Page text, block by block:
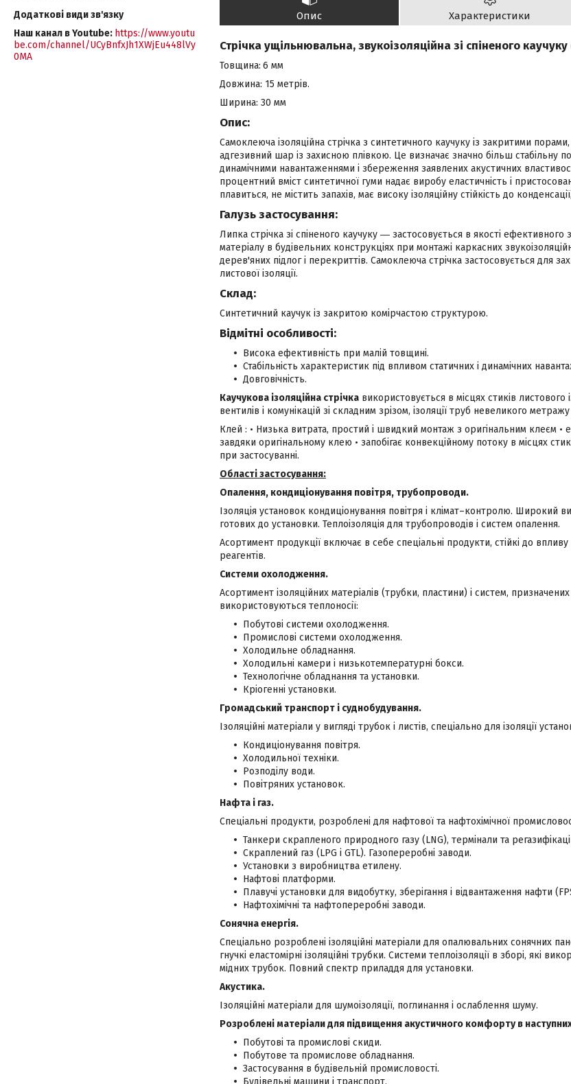
Опис Характеристики
Стрічка ущільнювальна, звукоізоляційна зі спіненого
Товщина: 6 мм
Довжина: 15 метрів.
Ширина: 30 мм
Опис:
Самоклеюча ізоляційна стрічка з синтетичного каучуку із закритими
адгезивний шар із захисною плівкою. Це визначає значно більш стабільну
динамічними навантаженнями і збереження заявлених акустичних
процентний вміст синтетичної гуми надає виробу еластичність і
плавиться, не містить запахів, має високу ізоляційну стійкість до
Галузь застосування:
Липка стрічка зі спіненого каучуку ― застосовується в якості
матеріалу в будівельних конструкціях при монтажі каркасних
дерев'яних підлог і перекриттів. Самоклеюча стрічка застосовується для
листової ізоляції.
Склад:
Синтетичний каучук із закритою комірчастою структурою.
Відмітні особливості:
Висока ефективність при малій товщині.
Стабільність характеристик під впливом статичних і динамічних
Довговічність.
Каучукова ізоляційна стрічка використовується в місцях стиків листового
вентилів і комунікацій зі складним зрізом, ізоляції труб невеликого
Клей : • Низька витрата, простий і швидкий монтаж з оригінальним клеєм •
завдяки оригінальному клею • запобігає конвекційному потоку в місцях
при застосуванні.
Області застосування:
Опалення, кондиціонування повітря, трубопроводи.
Ізоляція установок кондиціонування повітря і клімат–контролю. Широкий
готових до установки. Теплоізоляція для трубопроводів і систем опалення.
Асортимент продукції включає в себе спеціальні продукти, стійкі до
реагентів.
Системи охолодження.
Асортимент ізоляційних матеріалів (трубки, пластини) і систем,
використовуються теплоносії:
Побутові системи охолодження.
Промислові системи охолодження.
Холодильне обладнання.
Холодильні камери і низькотемпературні бокси.
Технологічне обладнання та установки.
Кріогенні установки.
Громадський транспорт і суднобудування.
Ізоляційні матеріали у вигляді трубок і листів, спеціально для ізоляції
Кондиціонування повітря.
Холодильної техніки.
Розподілу води.
Повітряних установок.
Нафта і газ.
Спеціальні продукти, розроблені для нафтової та нафтохімічної
Танкери скрапленого природного газу (LNG), термінали та
Скраплений газ (LPG і GTL). Газопереробні заводи.
Установки з виробництва етилену.
Нафтові платформи.
Плавучі установки для видобутку, зберігання і відвантаження нафти
Нафтохімічні та нафтопереробні заводи.
Сонячна енергія.
Спеціально розроблені ізоляційні матеріали для опалювальних сонячних
гнучкі еластомірні ізоляційні трубки. Системи теплоізоляції в зборі, які
мідних трубок. Повний спектр приладдя для установки.
Акустика.
Ізоляційні матеріали для шумоізоляції, поглинання і ослаблення шуму.
Розроблені матеріали для підвищення акустичного комфорту в
Побутові та промислові скиди.
Побутове та промислове обладнання.
Застосування в будівельній промисловості.
Наш канал в Youtube https://www.youtu
be.com/channel/UCyBnfxJh1XWjEu448lVy
0MA